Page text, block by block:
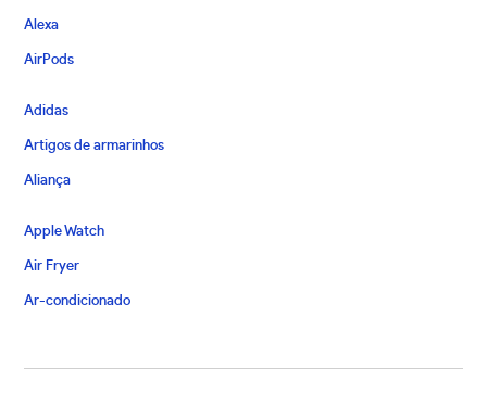
Alexa
AirPods
Adidas
Artigos de armarinhos
Aliança
Apple Watch
Air Fryer
Ar-condicionado